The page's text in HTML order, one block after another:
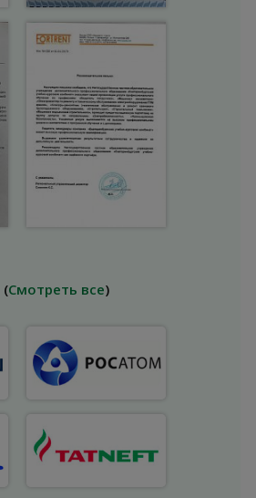
(Смотреть все)